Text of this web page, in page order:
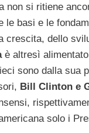
non si ritiene
le basi e le
crescita, dello
è altresì
sono dalla sua
Bill Clinton e
solo i